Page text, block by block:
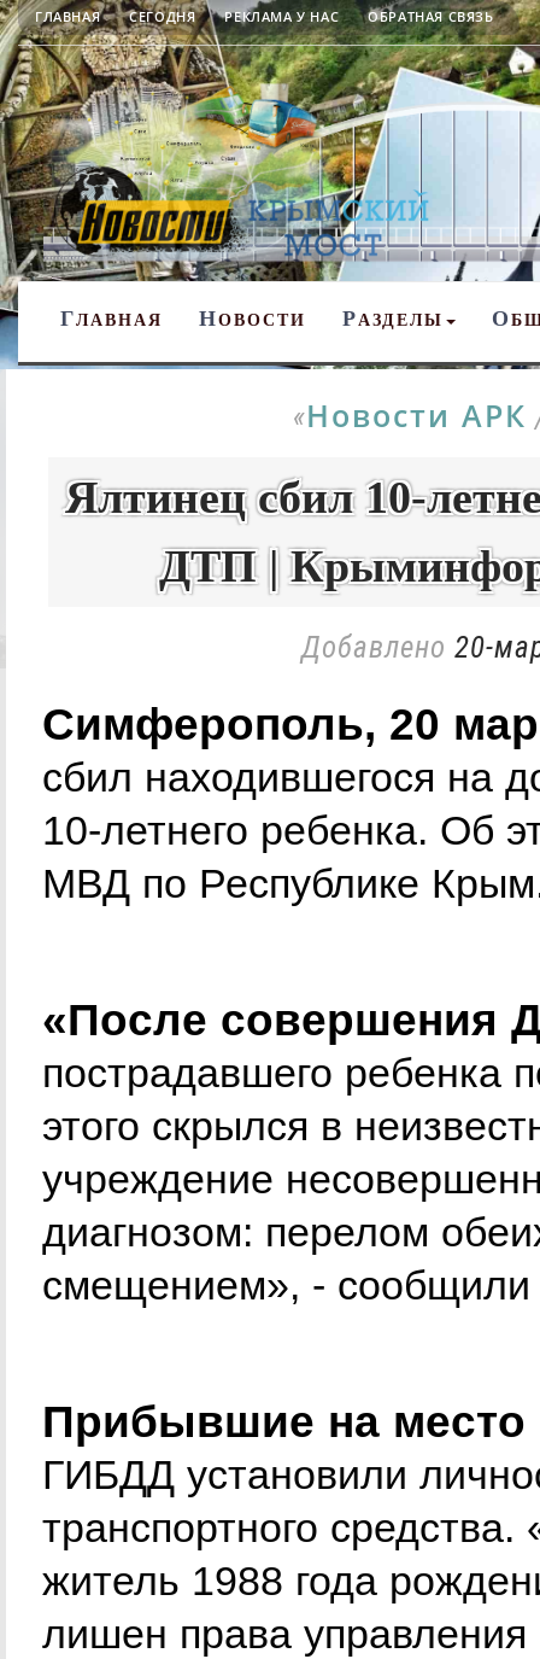
ГЛАВНАЯ СЕГОДНЯ РЕКЛАМА У НАС ОБРАТНАЯ СВЯЗЬ
ГЛАВНАЯ НОВОСТИ РАЗДЕЛЫ О
«Новости АРК
Ялтинец сбил 10-
ДТП |
Добавлено 20-
Симферополь, 20
сбил находившегося на
10-летнего ребенка. Об
МВД по Республике
«После совершения
пострадавшего ребенка
этого скрылся в
учреждение
диагнозом: перелом
смещением», -
Прибывшие на место
ГИБДД установили
транспортного
житель 1988 года
лишен права